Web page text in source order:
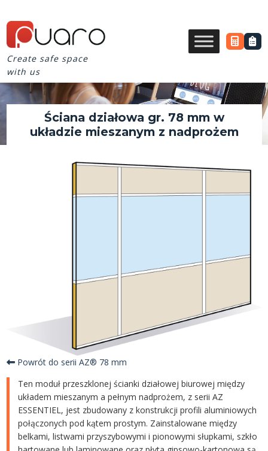
Create safe space
with us
Ściana działowa gr. 78 mm w
układzie mieszanym z nadprożem
Powrót do serii AZ® 78 mm
Ten moduł przeszklonej ścianki działowej biurowej między
układem mieszanym a pełnym nadprożem, z serii AZ
ESSENTIEL, jest zbudowany z konstrukcji profili aluminiowych
połączonych pod kątem prostym. Zainstalowane między
belkami, listwami przyszybowymi i pionowymi słupkami, szkło